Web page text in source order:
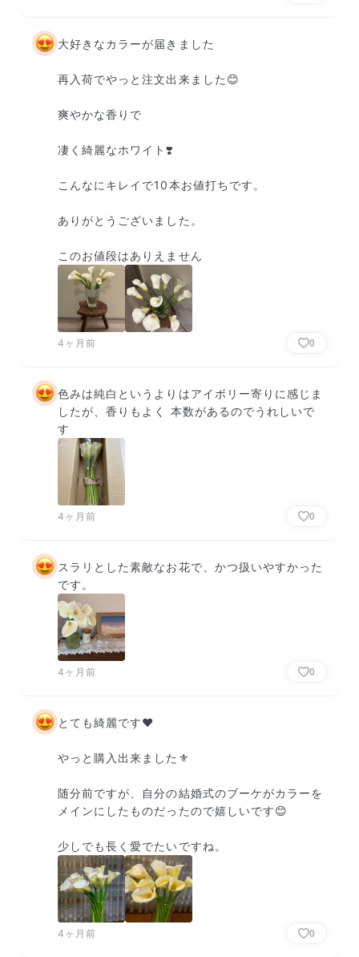
大好きなカラーが届きました
再入荷でやっと注文出来ました😊
爽やかな香りで
凄く綺麗なホワイト❣️
こんなにキレイで10本お値打ちです。
ありがとうございました。
このお値段はありえません
4ヶ月前 0
色みは純白というよりはアイボリー寄りに感じま
したが、香りもよく 本数があるのでうれしいで
す
4ヶ月前 0
スラリとした素敵なお花で、かつ扱いやすかった
です。
4ヶ月前 0
とても綺麗です♥
やっと購入出来ました⚜️
随分前ですが、自分の結婚式のブーケがカラーを
メインにしたものだったので嬉しいです😊
少しでも長く愛でたいですね。
4ヶ月前 0